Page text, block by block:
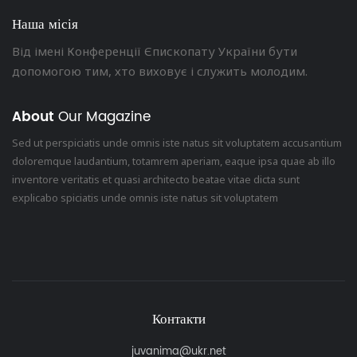
Наша місія
Від імені Конференції Єпископату України бути
допомогою тим, хто виховує і служить молодим.
About Our Magazine
Sed ut perspiciatis unde omnis iste natus sit voluptatem accusantium
doloremque laudantium, totamrem aperiam, eaque ipsa quae ab illo
inventore veritatis et quasi architecto beatae vitae dicta sunt
explicabo spiciatis unde omnis iste natus sit voluptatem
Контакти
juvanima@ukr.net